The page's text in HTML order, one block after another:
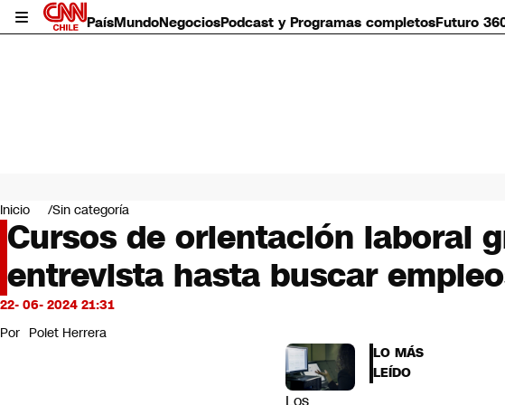
PaísMundoNegociosPodcast y Programas completosFuturo
Mundo
Negocios
Deportes
Programas completos
Cultura
Servicios
Bits
CNN Data
Inicio Sin categoría
Cursos de orientación laboral
entrevista hasta buscar
22- 06- 2024 21:31
Por Polet Herrera
Los
LO MÁS
LEÍDO